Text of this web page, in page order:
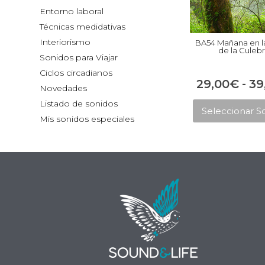
BA54 Mañana en
de la
29,00€ -
Seleccionar
Entorno laboral
Técnicas medidativas
Interiorismo
Sonidos para Viajar
Ciclos circadianos
Novedades
Listado de sonidos
Mis sonidos especiales